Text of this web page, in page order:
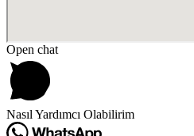
Open chat
Nasıl Yardımcı Olabilirim